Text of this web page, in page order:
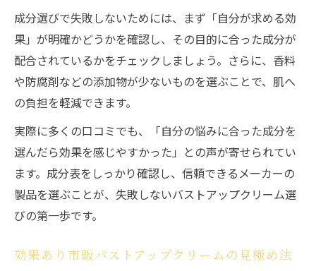
成分選びで失敗しないためには、まず「自分が求める効
果」が明確かどうかを確認し、その目的に合った成分が
配合されているかをチェックしましょう。さらに、香料
や防腐剤などの添加物が少ないものを選ぶことで、肌へ
の負担を軽減できます。
実際に多くの口コミでも、「自分の悩みに合った成分を
選んだら効果を感じやすかった」との声が寄せられてい
ます。成分表をしっかり確認し、信頼できるメーカーの
製品を選ぶことが、失敗しないバストアップクリーム選
びの第一歩です。
効果あり市販バストアップクリームの見極め法